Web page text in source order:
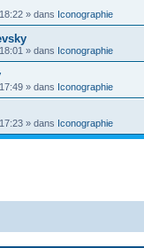
» dans Iconographie
» dans Iconographie
» dans Iconographie
» dans Iconographie